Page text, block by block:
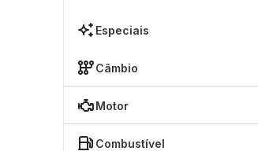
Especiais
Câmbio
Motor
Combustível